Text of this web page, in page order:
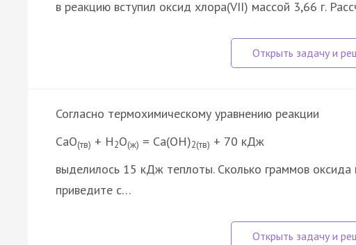
в реакцию вступил оксид хлора(VII) массой 3,66 г.
Согласно термохимическому уравнению реакции
СаО(тв) + Н2О(ж) = Са(ОН)2(тв) + 70 кДж
выделилось 15 кДж теплоты. Сколько граммов оксида
приведите с…